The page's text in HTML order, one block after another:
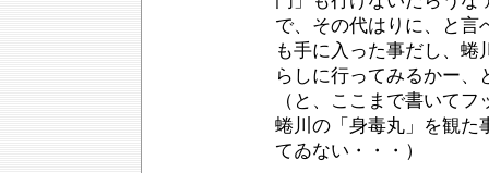
で、その代はりに、と言
も手に入った事だし、
らしに行ってみるかー
（と、ここまで書いて
蜷川の「身毒丸」を観た
てゐない・・・）